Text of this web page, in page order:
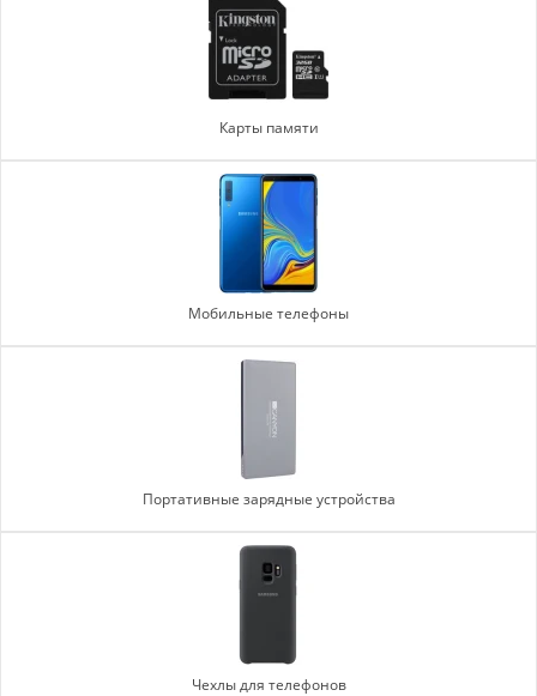
Карты памяти
Мобильные телефоны
Портативные зарядные устройства
Чехлы для телефонов